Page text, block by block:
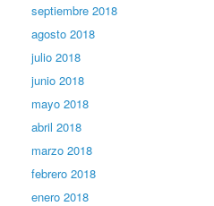
septiembre 2018
agosto 2018
julio 2018
junio 2018
mayo 2018
abril 2018
marzo 2018
febrero 2018
enero 2018